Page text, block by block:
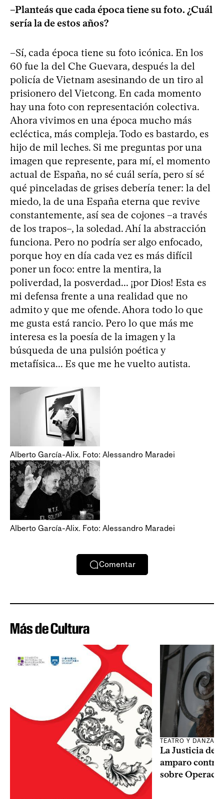
–Planteás que cada época tiene su foto. ¿Cuál
sería la de estos años?
–Sí, cada época tiene su foto icónica. En los
60 fue la del Che Guevara, después la del
policía de Vietnam asesinando de un tiro al
prisionero del Vietcong. En cada momento
hay una foto con representación colectiva.
Ahora vivimos en una época mucho más
ecléctica, más compleja. Todo es bastardo, es
hijo de mil leches. Si me preguntas por una
imagen que represente, para mí, el momento
actual de España, no sé cuál sería, pero sí sé
qué pinceladas de grises debería tener: la del
miedo, la de una España eterna que revive
constantemente, así sea de cojones –a través
de los trapos–, la soledad. Ahí la abstracción
funciona. Pero no podría ser algo enfocado,
porque hoy en día cada vez es más difícil
poner un foco: entre la mentira, la
poliverdad, la posverdad... ¡por Dios! Esta es
mi defensa frente a una realidad que no
admito y que me ofende. Ahora todo lo que
me gusta está rancio. Pero lo que más me
interesa es la poesía de la imagen y la
búsqueda de una pulsión poética y
metafísica... Es que me he vuelto autista.
Alberto García-Alix. Foto: Alessandro Maradei
Alberto García-Alix. Foto: Alessandro Maradei
Comentar
Más de Cultura
TEATRO Y DANZA
La Justicia
amparo contra
sobre